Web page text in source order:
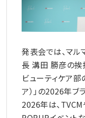
発表会では、マ
長 溝田 勝彦の挨
ビューティケア部
ア）」の2026年ブ
2026年は、TVCM